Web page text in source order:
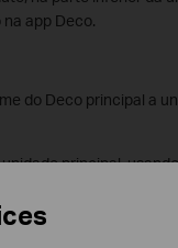
app Deco.
do Deco principal a
principal,
o seu ID TP-Link.